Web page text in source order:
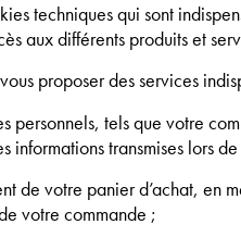
techniques qui sont
aux différents produits et
proposer des services
personnels, tels que votre
informations transmises lors
de votre panier d’achat, en
votre commande ;